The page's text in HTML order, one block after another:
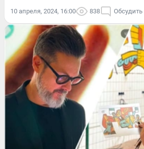
10 апреля, 2024, 16:00 838 Обсудить